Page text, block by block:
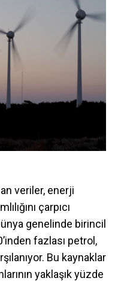
veriler, enerji
çarpıcı
genelinde birincil
fazlası petrol,
Bu kaynaklar
yaklaşık yüzde